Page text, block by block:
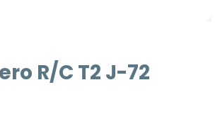
R/C T2 J-72